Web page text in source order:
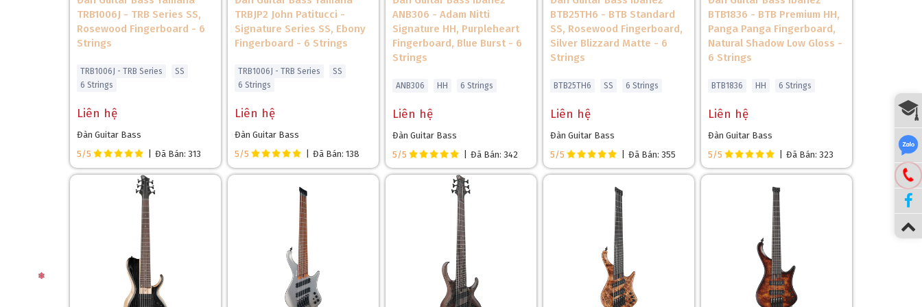
❅
TRB1006J - TRB Series SS,
Rosewood Fingerboard - 6
Strings
TRB1006J - TRB Series
SS
6 Strings
Liên hệ
Đàn Guitar Bass
5/5
Đã Bán: 313
TRBJP2 John Patitucci -
Signature Series SS, Ebony
Fingerboard - 6 Strings
TRB1006J - TRB Series
SS
6 Strings
Liên hệ
Đàn Guitar Bass
5/5
Đã Bán: 138
ANB306 - Adam Nitti
Signature HH, Purpleheart
Fingerboard, Blue Burst - 6
Strings
ANB306 HH 6 Strings
Liên hệ
Đàn Guitar Bass
5/5
Đã Bán: 342
BTB25TH6 - BTB Standard
SS, Rosewood Fingerboard,
Silver Blizzard Matte - 6
Strings
BTB25TH6 SS 6 Strings
Liên hệ
Đàn Guitar Bass
5/5
Đã Bán: 355
BTB1836 - BTB Premium HH,
Panga Panga Fingerboard,
Natural Shadow Low Gloss -
6 Strings
BTB1836 HH 6 Strings
Liên hệ
Đàn Guitar Bass
5/5
Đã Bán: 323